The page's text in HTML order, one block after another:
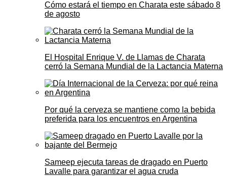
Cómo estará el tiempo en Charata este sábado 8
de agosto
El Hospital Enrique V. de Llamas de Charata
cerró la Semana Mundial de la Lactancia Materna
Por qué la cerveza se mantiene como la bebida
preferida para los encuentros en Argentina
Sameep ejecuta tareas de dragado en Puerto
Lavalle para garantizar el agua cruda